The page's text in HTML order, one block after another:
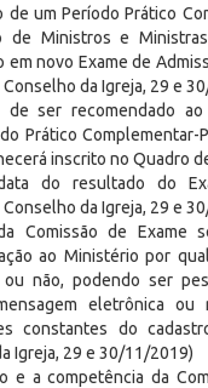
de um Período Prático
de Ministros e
em novo Exame de
da Igreja, 29 e
de ser recomendado
Prático Complementar-
inscrito no Quadro
do resultado do
da Igreja, 29 e
Comissão de Exame
ao Ministério por
não, podendo ser
eletrônica ou
constantes do
Igreja, 29 e 30/11/2019)
e a competência da